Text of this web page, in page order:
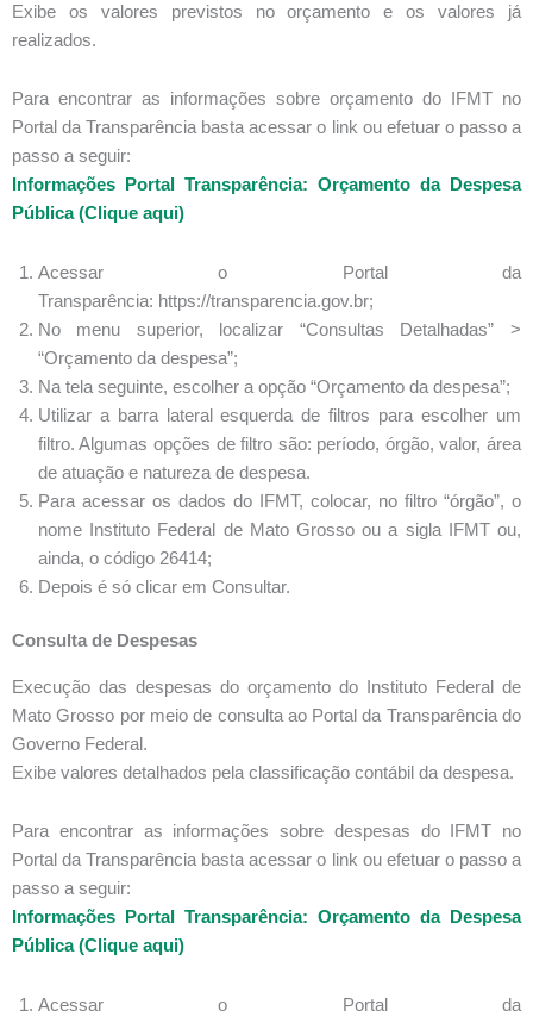
Exibe os valores previstos no orçamento e os valores já
realizados.
Para encontrar as informações sobre orçamento do IFMT no
Portal da Transparência basta acessar o link ou efetuar o passo a
passo a seguir:
Informações Portal Transparência: Orçamento da Despesa
Pública (Clique aqui)
Acessar o Portal da
Transparência: https://transparencia.gov.br;
No menu superior, localizar “Consultas Detalhadas” >
“Orçamento da despesa”;
Na tela seguinte, escolher a opção “Orçamento da despesa”;
Utilizar a barra lateral esquerda de filtros para escolher um
filtro. Algumas opções de filtro são: período, órgão, valor, área
de atuação e natureza de despesa.
Para acessar os dados do IFMT, colocar, no filtro “órgão”, o
nome Instituto Federal de Mato Grosso ou a sigla IFMT ou,
ainda, o código 26414;
Depois é só clicar em Consultar.
Consulta de Despesas
Execução das despesas do orçamento do Instituto Federal de
Mato Grosso por meio de consulta ao Portal da Transparência do
Governo Federal.
Exibe valores detalhados pela classificação contábil da despesa.
Para encontrar as informações sobre despesas do IFMT no
Portal da Transparência basta acessar o link ou efetuar o passo a
passo a seguir:
Informações Portal Transparência: Orçamento da Despesa
Pública (Clique aqui)
Acessar o Portal da